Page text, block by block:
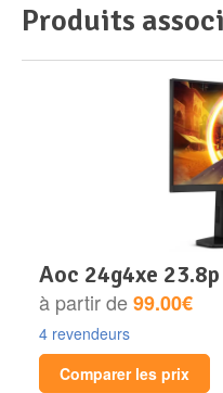
Produits
aoc 24g4xe
à partir de99.00€
4 revendeurs
Comparer les prix